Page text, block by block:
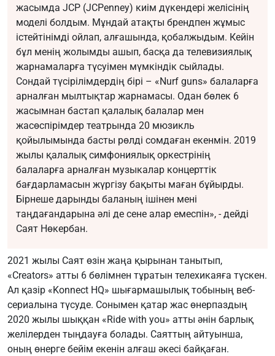
жасымда JCP (JCPenney) киім дүкендері желісінің
моделі болдым. Мұндай атақты брендпен жұмыс
істейтінімді ойлап, алғашында, қобалжыдым. Кейін
бұл менің жолымды ашып, басқа да телевизиялық
жарнамаларға түсуімен мүмкіндік сыйлады.
Сондай түсірілімдердің бірі – «Nurf guns» балаларға
арналған мылтықтар жарнамасы. Одан бөлек 6
жасымнан бастап қалалық балалар мен
жасөспірімдер театрында 20 мюзикль
қойылымында басты рөлді сомдаған екенмін. 2019
жылы қалалық симфониялық оркестрінің
балаларға арналған музыкалар концерттік
бағдарламасын жүргізу бақыты маған бұйырды.
Бірнеше дарынды баланың ішінен мені
таңдағандарына әлі де сене алар емеспін», - дейді
Саят Нөкербан.
2021 жылы Саят өзін жаңа қырынан танытып,
«Creators» атты 6 бөлімнен тұратын телехикаяға түскен.
Ал қазір «Konnect HQ» шығармашылық тобының веб-
сериалына түсуде. Сонымен қатар жас өнерпаздың
2020 жылы шыққан «Ride with you» атты әнін барлық
желілерден тыңдауға болады. Саяттың айтуынша,
оның өнерге бейім екенін алғаш әкесі байқаған.